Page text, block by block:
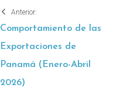
Anterior:
Comportamiento de las
Exportaciones de
Panamá (Enero-Abril
2026)